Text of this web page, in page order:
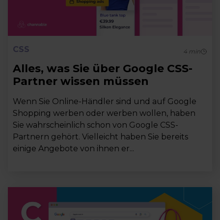
CSS 4min
Alles, was Sie über Google CSS-
Partner wissen müssen
Wenn Sie Online-Händler sind und auf Google
Shopping werben oder werben wollen, haben
Sie wahrscheinlich schon von Google CSS-
Partnern gehört. Vielleicht haben Sie bereits
einige Angebote von ihnen er...